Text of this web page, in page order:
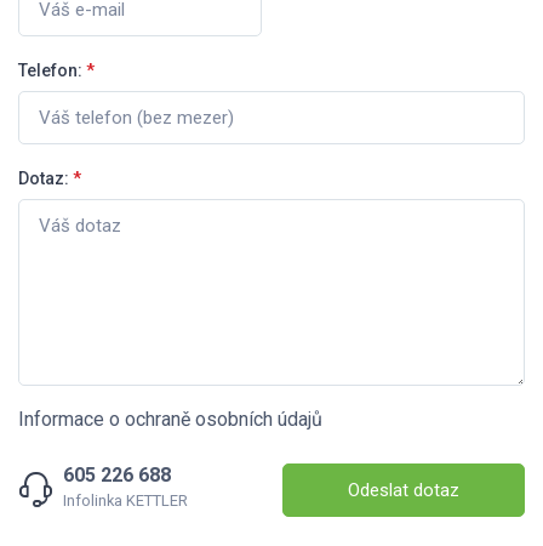
Telefon: *
Dotaz: *
Informace o ochraně osobních údajů
605 226 688
Infolinka KETTLER Odeslat dotaz